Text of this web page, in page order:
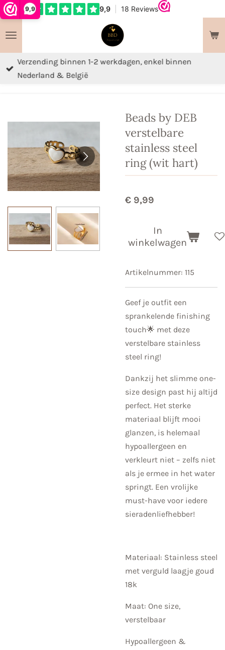
9,9
Ga
naar
de
hoofdinhoud
Verzending binnen 1-2 werkdagen, enkel binnen
Nederland & België
Beads by DEB
verstelbare
stainless steel
ring (wit hart)
€ 9,99
In
winkelwagen
Artikelnummer: 115
Geef je outfit een
sprankelende finishing
touch🌟 met deze
verstelbare stainless
steel ring!
Dankzij het slimme one-
size design past hij altijd
perfect. Het sterke
materiaal blijft mooi
glanzen, is helemaal
hypoallergeen en
verkleurt niet – zelfs niet
als je ermee in het water
springt. Een vrolijke
must-have voor iedere
sieradenliefhebber!
Materiaal: Stainless steel
met verguld laagje goud
18k
Maat: One size,
verstelbaar
Hypoallergeen &